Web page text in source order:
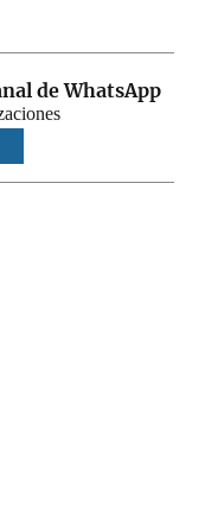
de WhatsApp